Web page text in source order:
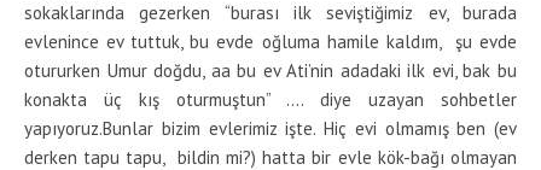
sokaklarında gezerken “burası ilk seviştiğimiz ev, burada
evlenince ev tuttuk, bu evde oğluma hamile kaldım, şu evde
otururken Umur doğdu, aa bu ev Ati’nin adadaki ilk evi, bak bu
konakta üç kış oturmuştun” …. diye uzayan sohbetler
yapıyoruz.Bunlar bizim evlerimiz işte. Hiç evi olmamış ben (ev
derken tapu tapu, bildin mi?) hatta bir evle kök-bağı olmayan